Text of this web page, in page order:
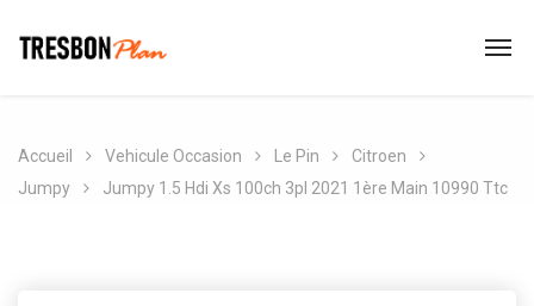
Accueil Vehicule Occasion Le Pin
Citroen
Jumpy
Jumpy 1.5 Hdi Xs 100ch 3pl 2021 1ère Main 10990 Ttc